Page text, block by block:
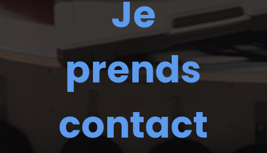
Je
prends
contact